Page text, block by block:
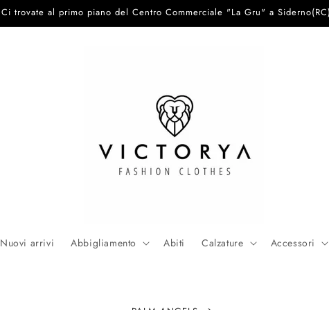
Ci trovate al primo piano del Centro Commerciale "La Gru" a Siderno(RC)
Nuovi arrivi Abbigliamento Abiti Calzature Accessori